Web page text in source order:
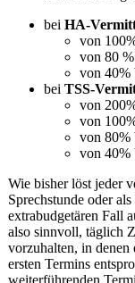
bei HA-
von
von 80
von 40%
bei TSS-
von
von
von 80%
von 40%
Wie bisher löst jeder
Sprechstunde oder
extrabudgetären Fall
also sinnvoll, täglich
vorzuhalten, in denen
ersten Termins